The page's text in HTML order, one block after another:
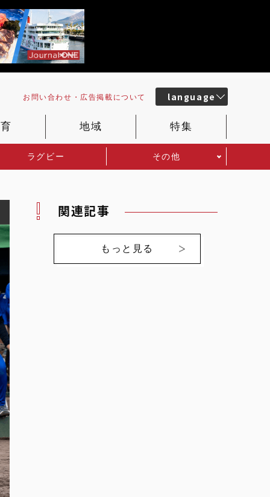
お問い合わせ・ 広告掲載 について language
地域 特集
ラグビー その他
関連記事
もっと見る